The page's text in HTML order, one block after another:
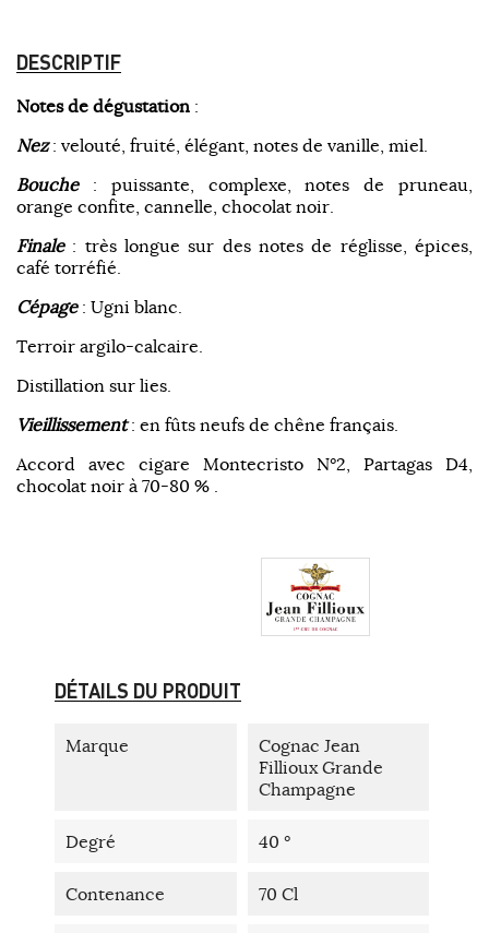
DESCRIPTIF
Notes de dégustation :
Nez: velouté, fruité, élégant, notes de vanille, miel.
Bouche: puissante, complexe, notes de pruneau,
orange confite, cannelle, chocolat noir.
Finale: très longue sur des notes de réglisse, épices,
café torréfié.
Cépage: Ugni blanc.
Terroir argilo-calcaire.
Distillation sur lies.
Vieillissement: en fûts neufs de chêne français.
Accord avec cigare Montecristo N°2, Partagas D4,
chocolat noir à 70-80 % .
DÉTAILS DU PRODUIT
Marque
Cognac Jean
Fillioux Grande
Champagne
Degré 40 °
Contenance 70 Cl